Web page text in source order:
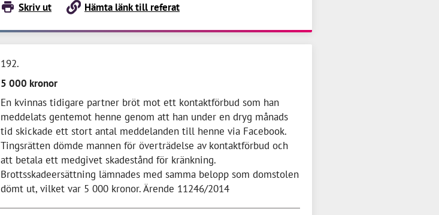
Skriv ut Hämta länk till referat
192
5 000 kronor
En kvinnas tidigare partner bröt mot ett kontaktförbud som han
meddelats gentemot henne genom att han under en dryg månads
tid skickade ett stort antal meddelanden till henne via Facebook.
Tingsrätten dömde mannen för överträdelse av kontaktförbud och
att betala ett medgivet skadestånd för kränkning.
Brottsskadeersättning lämnades med samma belopp som domstolen
dömt ut, vilket var 5 000 kronor. Ärende 11246/2014